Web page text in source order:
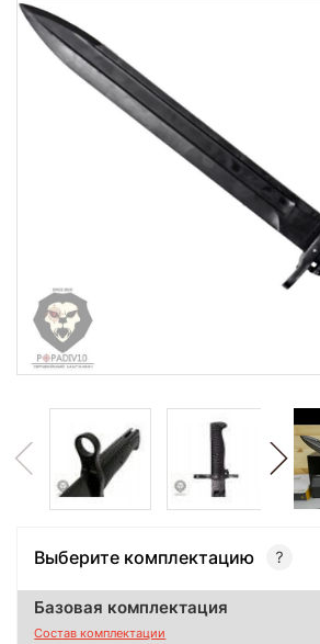
Выберите комплектацию
Базовая комплектация
Состав комплектации